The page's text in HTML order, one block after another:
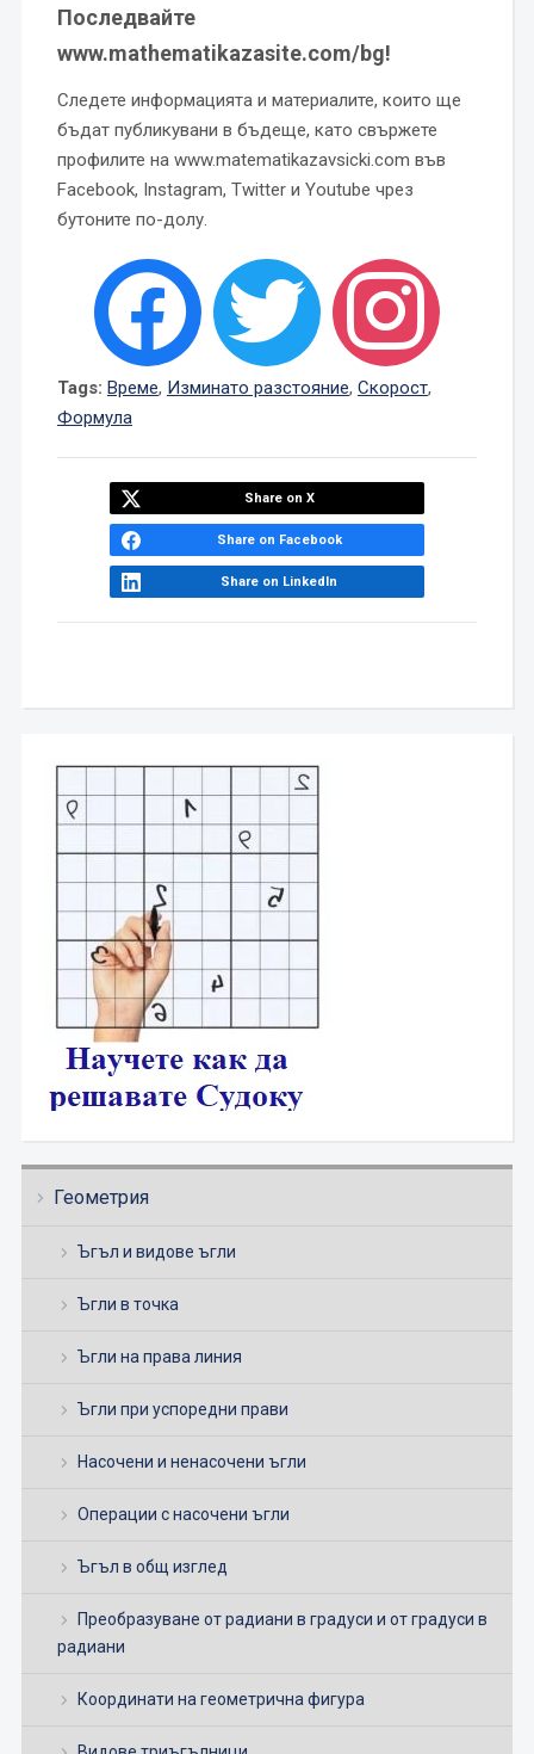
Геометрия
Ъгъл и видове ъгли
Ъгли в точка
Ъгли на права линия
Ъгли при успоредни прави
Насочени и ненасочени ъгли
Операции с насочени ъгли
Ъгъл в общ изглед
Преобразуване от радиани в градуси и от градуси в
радиани
Координати на геометрична фигура
Последвайте
www.mathematikazasite.com/bg!
Следете информацията и материалите, които ще
бъдат публикувани в бъдеще, като свържете
профилите на www.matematikazavsicki.com във
Facebook, Instagram, Twitter и Youtube чрез
бутоните по-долу.
Tags: Време, Изминато разстояние, Скорост,
Формула
Share on X
Share on Facebook
Share on LinkedIn